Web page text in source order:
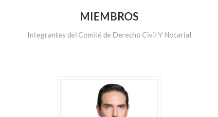
MIEMBROS
Integrantes del Comité de Derecho Civil Y Notarial